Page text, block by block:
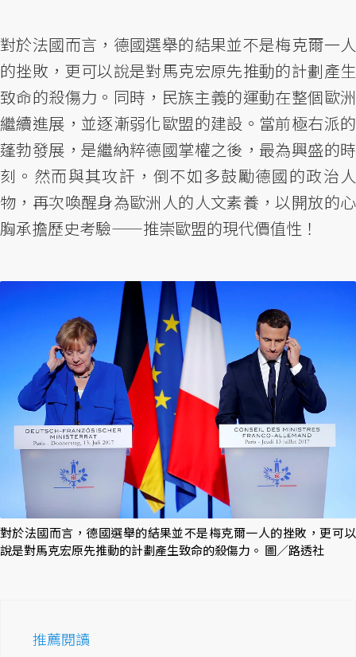
對於法國而言，德國選舉的結果並不是梅克爾一人
的挫敗，更可以說是對馬克宏原先推動的計劃產生
致命的殺傷力。同時，民族主義的運動在整個歐洲
繼續進展，並逐漸弱化歐盟的建設。當前極右派的
蓬勃發展，是繼納粹德國掌權之後，最為興盛的時
刻。然而與其攻訐，倒不如多鼓勵德國的政治人
物，再次喚醒身為歐洲人的人文素養，以開放的心
胸承擔歷史考驗——推崇歐盟的現代價值性！
對於法國而言，德國選舉的結果並不是梅克爾一人的挫敗，更可以
說是對馬克宏原先推動的計劃產生致命的殺傷力。 圖／路透社
推薦閱讀